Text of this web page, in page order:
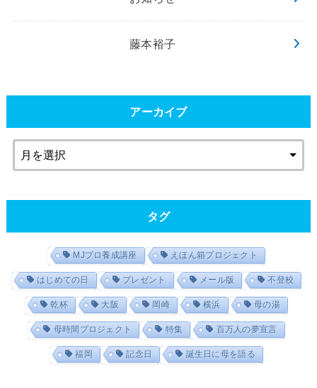
藤本裕子
アーカイブ
タグ
MJプロ養成講座 えほん箱プロジェクト
はじめての日 プレゼント メール版 不登校
乾杯 大阪 岡崎 横浜 母の湯
母時間プロジェクト 特集 百万人の夢宣言
福岡 記念日 誕生日に母を語る